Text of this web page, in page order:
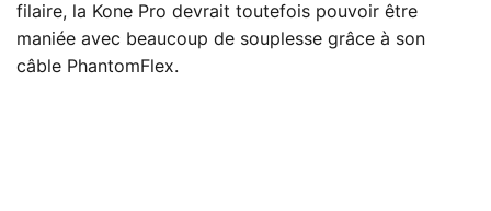
filaire, la Kone Pro devrait toutefois pouvoir être
maniée avec beaucoup de souplesse grâce à son
câble PhantomFlex.